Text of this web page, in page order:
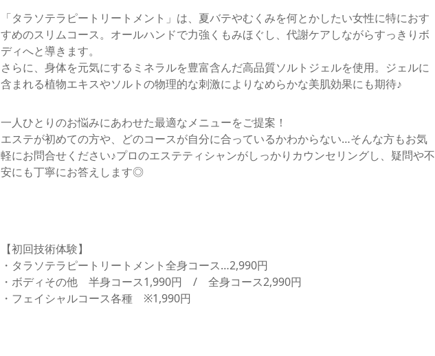
「タラソテラピートリートメント」は、夏バテやむくみを何とかしたい女性に特におす
すめのスリムコース。オールハンドで力強くもみほぐし、代謝ケアしながらすっきりボ
ディへと導きます。
さらに、身体を元気にするミネラルを豊富含んだ高品質ソルトジェルを使用。ジェルに
含まれる植物エキスやソルトの物理的な刺激によりなめらかな美肌効果にも期待♪
一人ひとりのお悩みにあわせた最適なメニューをご提案！
エステが初めての方や、どのコースが自分に合っているかわからない…そんな方もお気
軽にお問合せください♪プロのエステティシャンがしっかりカウンセリングし、疑問や不
安にも丁寧にお答えします◎
【初回技術体験】
・タラソテラピートリートメント全身コース…2,990円
・ボディその他 半身コース1,990円 / 全身コース2,990円
・フェイシャルコース各種 ※1,990円